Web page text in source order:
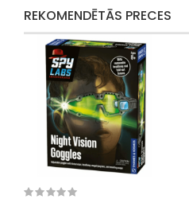
REKOMENDĒTĀS PRECES